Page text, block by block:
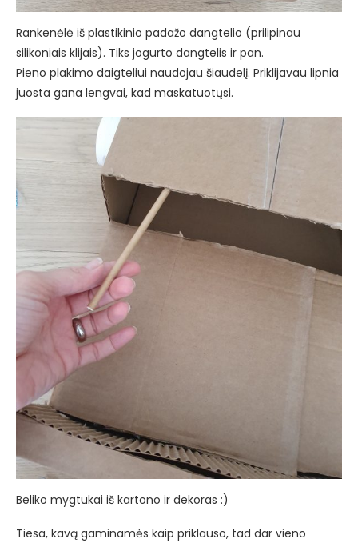
Rankenėlė iš plastikinio padažo dangtelio (prilipinau
silikoniais klijais). Tiks jogurto dangtelis ir pan.
Pieno plakimo daigteliui naudojau šiaudelį. Priklijavau lipnia
juosta gana lengvai, kad maskatuotųsi.
Beliko mygtukai iš kartono ir dekoras :)
Tiesa, kavą gaminamės kaip priklauso, tad dar vieno